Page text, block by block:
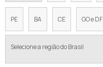
PE BA CE GO e DF
Selecione a região do Brasil